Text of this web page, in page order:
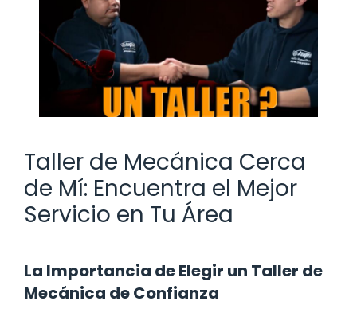
Taller de Mecánica Cerca
de Mí: Encuentra el Mejor
Servicio en Tu Área
La Importancia de Elegir un Taller de
Mecánica de Confianza